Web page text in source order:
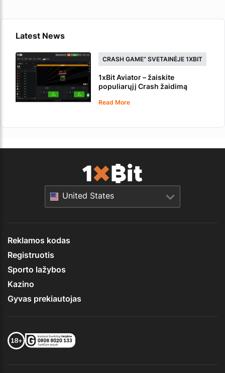
Latest News
CRASH GAME“ SVETAINĖJE 1XBIT
1xBit Aviator – žaiskite
populiarųjį Crash žaidimą
Read More
United States
Reklamos kodas
Registruotis
Sporto lažybos
Kazino
Gyvas prekiautojas